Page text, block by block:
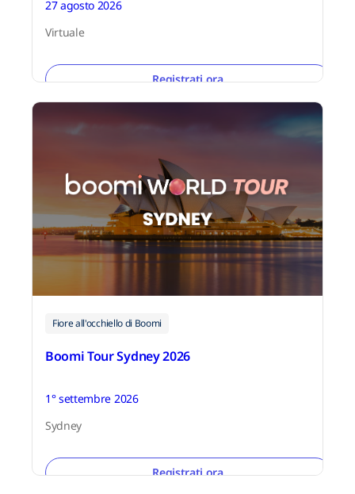
27 agosto 2026
Virtuale
Registrati ora
Fiore all'occhiello di Boomi
Boomi Tour Sydney 2026
1° settembre 2026
Sydney
Registrati ora